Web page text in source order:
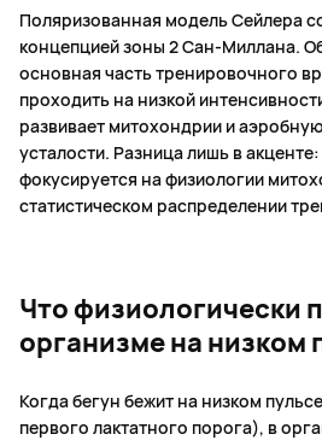
Поляризованная модель Сейлера
концепцией зоны 2 Сан-Миллана.
основная часть тренировочного
проходить на низкой
развивает митохондрии и
усталости. Разница лишь в
фокусируется на физиологии
статистическом распределении
Что физиологически
организме на низком
Когда бегун бежит на низком
первого лактатного порога), в